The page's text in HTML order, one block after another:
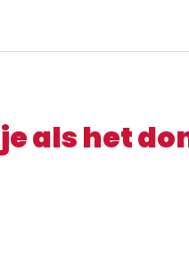
als het